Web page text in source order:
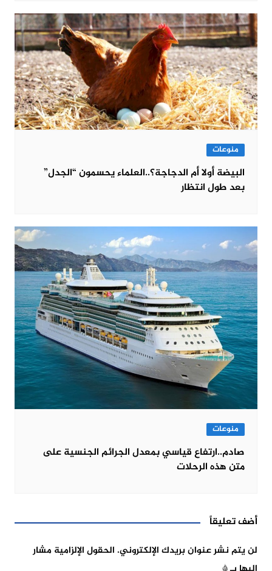
منوعات
البيضة أولا أم الدجاجة؟..العلماء يحسمون “الجدل”
بعد طول انتظار
منوعات
صادم..ارتفاع قياسي بمعدل الجرائم الجنسية على
متن هذه الرحلات
أضف تعليقاً
لن يتم نشر عنوان بريدك الإلكتروني. الحقول الإلزامية مشار